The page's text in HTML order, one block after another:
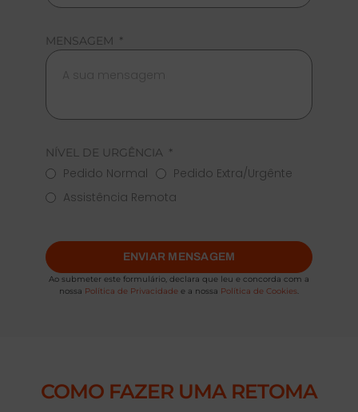
COMO FAZER UMA RETOMA
MENSAGEM
NÍVEL DE URGÊNCIA
Pedido Normal
Pedido Extra/Urgênte
Assistência Remota
ENVIAR MENSAGEM
Ao submeter este formulário, declara que leu e concorda com a
nossa Política de Privacidade e a nossa Política de Cookies.